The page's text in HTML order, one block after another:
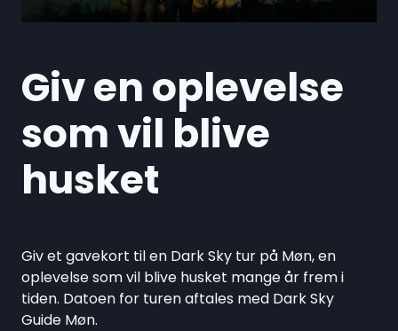
Giv en oplevelse
som vil blive
husket
Giv et gavekort til en Dark Sky tur på Møn, en
oplevelse som vil blive husket mange år frem i
tiden. Datoen for turen aftales med Dark Sky
Guide Møn.